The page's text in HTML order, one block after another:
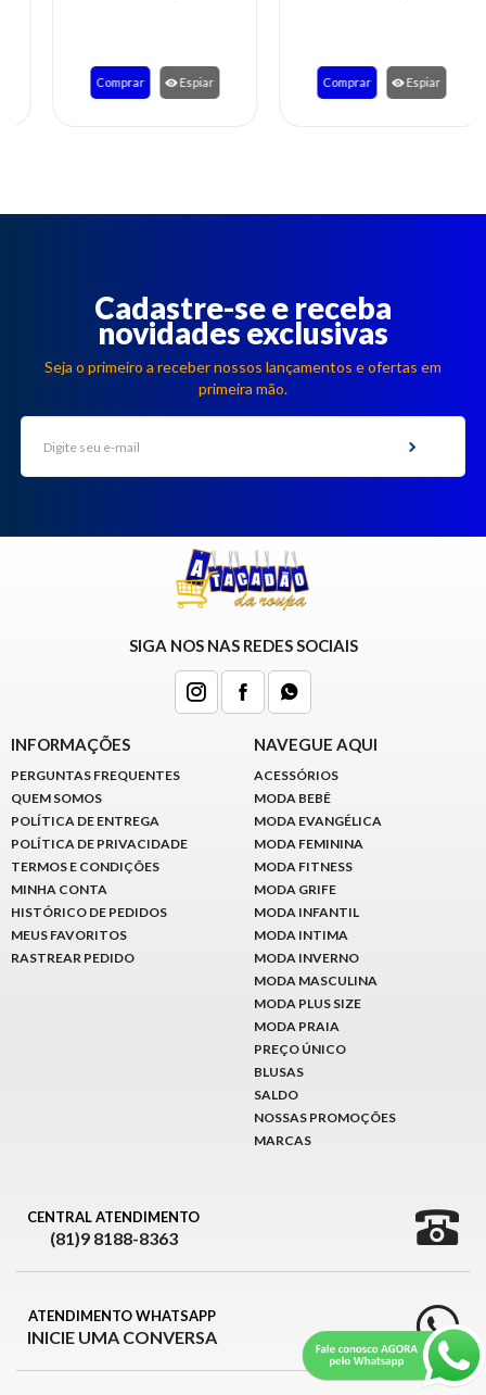
Comprar Espiar Comprar Espiar
Cadastre-se e receba
novidades exclusivas
Seja o primeiro a receber nossos lançamentos e ofertas em
primeira mão.
SIGA NOS NAS REDES SOCIAIS
INFORMAÇÕES
PERGUNTAS FREQUENTES
QUEM SOMOS
POLÍTICA DE ENTREGA
POLÍTICA DE PRIVACIDADE
TERMOS E CONDIÇÕES
MINHA CONTA
HISTÓRICO DE PEDIDOS
MEUS FAVORITOS
RASTREAR PEDIDO
NAVEGUE AQUI
ACESSÓRIOS
MODA BEBÊ
MODA EVANGÉLICA
MODA FEMININA
MODA FITNESS
MODA GRIFE
MODA INFANTIL
MODA INTIMA
MODA INVERNO
MODA MASCULINA
MODA PLUS SIZE
MODA PRAIA
PREÇO ÚNICO
BLUSAS
SALDO
NOSSAS PROMOÇÕES
MARCAS
CENTRAL ATENDIMENTO
(81)9 8188-8363
ATENDIMENTO WHATSAPP
INICIE UMA CONVERSA